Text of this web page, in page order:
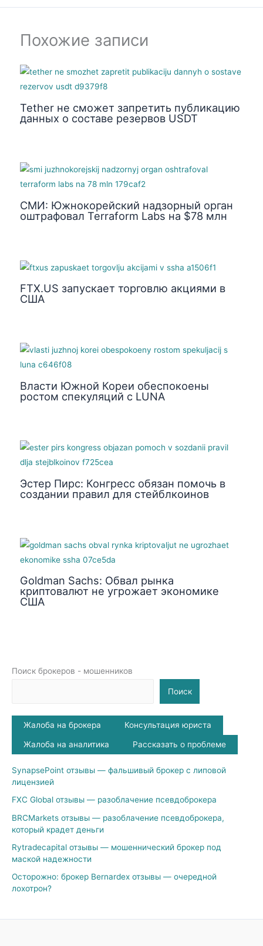
Поиск брокеров - мошенников
Поиск
Жалоба на брокера Консультация юриста
Жалоба на аналитика Рассказать о проблеме
SynapsePoint отзывы — фальшивый брокер с липовой
лицензией
FXC Global отзывы — разоблачение псевдоброкера
BRCMarkets отзывы — разоблачение псевдоброкера,
который крадет деньги
Rytradecapital отзывы — мошеннический брокер под
маской надежности
Осторожно: брокер Bernardex отзывы — очередной
лохотрон?
Похожие записи
Tether не сможет запретить публикацию
данных о составе резервов USDT
СМИ: Южнокорейский надзорный орган
оштрафовал Terraform Labs на $78 млн
FTX.US запускает торговлю акциями в
США
Власти Южной Кореи обеспокоены
ростом спекуляций с LUNA
Эстер Пирс: Конгресс обязан помочь в
создании правил для стейблкоинов
Goldman Sachs: Обвал рынка
криптовалют не угрожает экономике
США